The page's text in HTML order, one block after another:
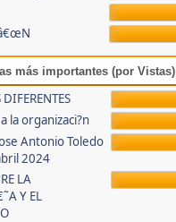
más importantes (por Vistas)
la organizaci?n
Antonio Toledo
2024
LA
Y EL